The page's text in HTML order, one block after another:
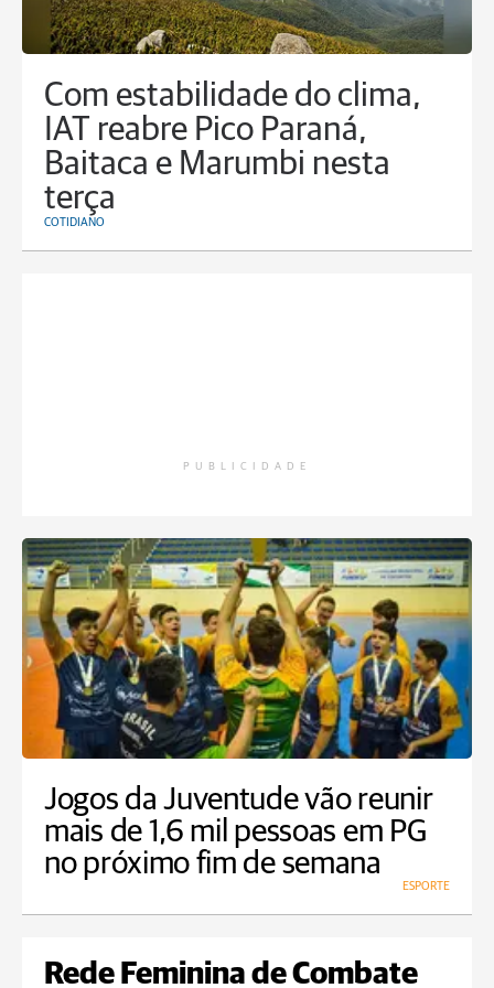
Com estabilidade do clima,
IAT reabre Pico Paraná,
Baitaca e Marumbi nesta
terça
COTIDIANO
PUBLICIDADE
Jogos da Juventude vão reunir
mais de 1,6 mil pessoas em PG
no próximo fim de semana
ESPORTE
Rede Feminina de Combate